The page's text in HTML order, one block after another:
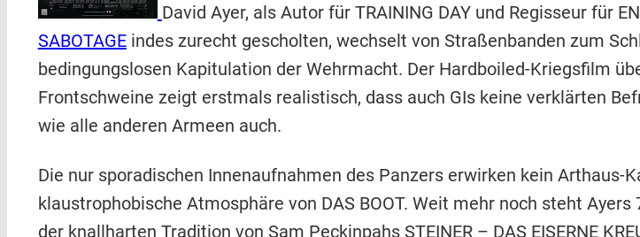
David Ayer, als Autor für TRAINING DAY und Regisseur für
SABOTAGEindes zurecht gescholten, wechselt von Straßenbanden zum
bedingungslosen Kapitulation der Wehrmacht. Der Hardboiled-Kriegsfilm
Frontschweine zeigt erstmals realistisch, dass auch GIs keine verklärten
wie alle anderen Armeen auch.
Die nur sporadischen Innenaufnahmen des Panzers erwirken kein Arthaus-
klaustrophobische Atmosphäre von DAS BOOT. Weit mehr noch steht
der knallharten Tradition von Sam Peckinpahs STEINER – DAS EISERNE